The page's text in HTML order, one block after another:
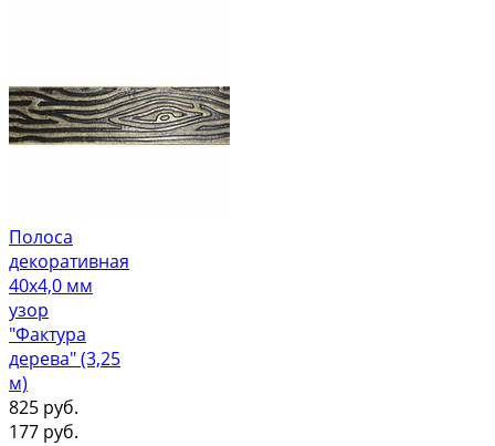
Полоса
декоративная
40х4,0 мм
узор
"Фактура
дерева" (3,25
м)
825 руб.
177 руб.